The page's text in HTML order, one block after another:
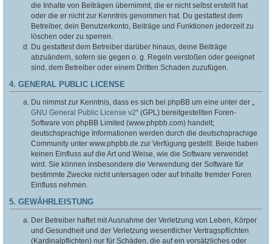
die Inhalte von Beiträgen übernimmt, die er nicht selbst erstellt hat
oder die er nicht zur Kenntnis genommen hat. Du gestattest dem
Betreiber, dein Benutzerkonto, Beiträge und Funktionen jederzeit zu
löschen oder zu sperren.
Du gestattest dem Betreiber darüber hinaus, deine Beiträge
abzuändern, sofern sie gegen o. g. Regeln verstoßen oder geeignet
sind, dem Betreiber oder einem Dritten Schaden zuzufügen.
4. GENERAL PUBLIC LICENSE
Du nimmst zur Kenntnis, dass es sich bei phpBB um eine unter der „
GNU General Public License v2“ (GPL) bereitgestellten Foren-
Software von phpBB Limited (www.phpbb.com) handelt;
deutschsprachige Informationen werden durch die deutschsprachige
Community unter www.phpbb.de zur Verfügung gestellt. Beide haben
keinen Einfluss auf die Art und Weise, wie die Software verwendet
wird. Sie können insbesondere die Verwendung der Software für
bestimmte Zwecke nicht untersagen oder auf Inhalte fremder Foren
Einfluss nehmen.
5. GEWÄHRLEISTUNG
Der Betreiber haftet mit Ausnahme der Verletzung von Leben, Körper
und Gesundheit und der Verletzung wesentlicher Vertragspflichten
(Kardinalpflichten) nur für Schäden, die auf ein vorsätzliches oder